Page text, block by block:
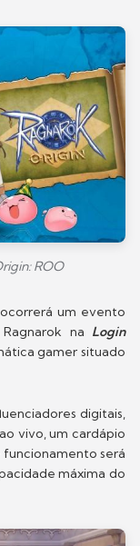
ROO
um evento
na Login
gamer situado
digitais,
vivo, um cardápio
será
máxima do